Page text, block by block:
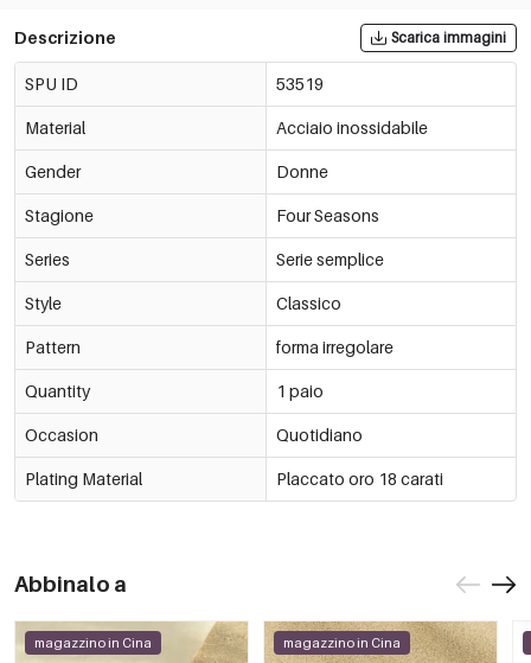
Descrizione Scarica immagini
SPU ID 53519
Material Acciaio inossidabile
Gender Donne
Stagione Four Seasons
Series Serie semplice
Style Classico
Pattern forma irregolare
Quantity 1 paio
Occasion Quotidiano
Plating Material Placcato oro 18 carati
Abbinalo a
magazzino in Cina magazzino in Cina